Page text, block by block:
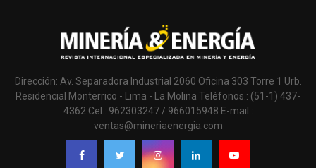
Dirección: Av. Separadora Industrial 2060 Oficina 303 Torre 1 Urb.
Residencial Monterrico - Lima - La Molina Teléfonos.: (51-1) 437-
4362 Cel.: 962303247 / 966015948 E-mail.:
ventas@mineriaenergia.com